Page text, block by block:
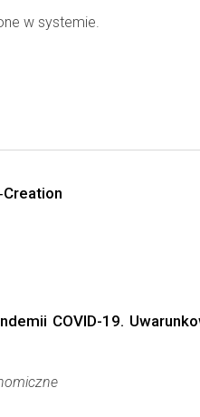
w systemie.
COVID-19.